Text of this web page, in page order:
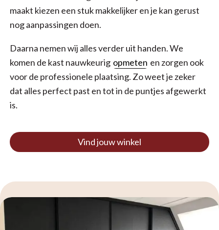
maakt kiezen een stuk makkelijker en je kan gerust
nog aanpassingen doen.
Daarna nemen wij alles verder uit handen. We
komen de kast nauwkeurig opmeten en zorgen ook
voor de professionele plaatsing. Zo weet je zeker
dat alles perfect past en tot in de puntjes afgewerkt
is.
Vind jouw winkel